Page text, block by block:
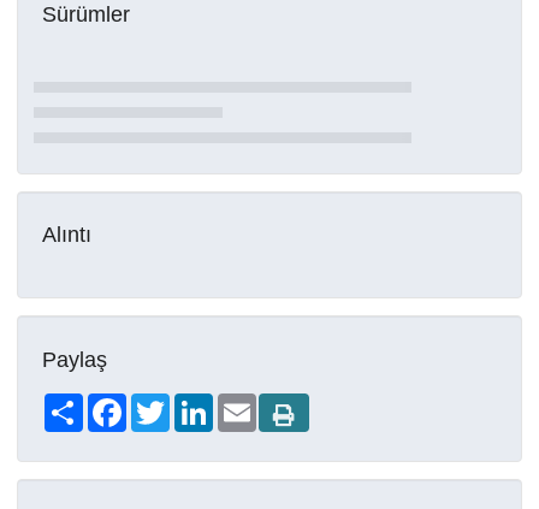
Sürümler
Alıntı
Paylaş
Share FacebookTwitterLinkedIn
Email